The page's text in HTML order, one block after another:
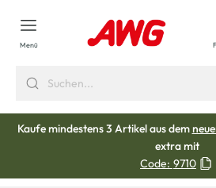
springen
Menü
Kaufe mindestens 3 Artikel aus dem
extra mit
Code: 9710